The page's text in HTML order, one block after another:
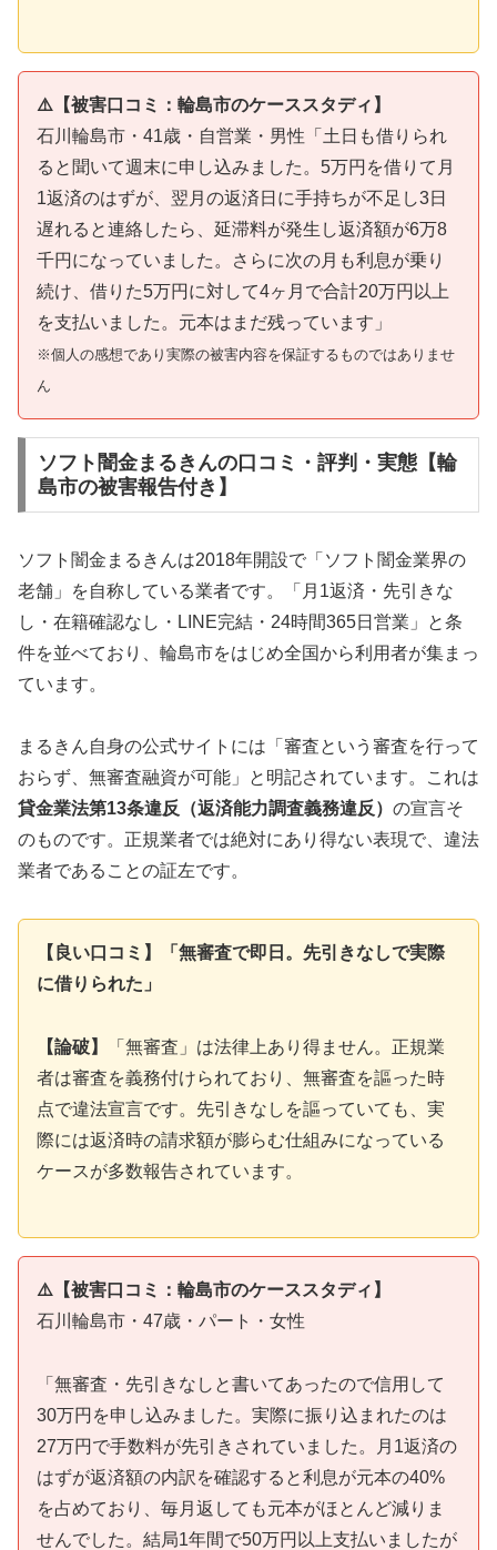
⚠️【被害口コミ：輪島市のケーススタディ】
石川輪島市・41歳・自営業・男性「土日も借りられ
ると聞いて週末に申し込みました。5万円を借りて月
1返済のはずが、翌月の返済日に手持ちが不足し3日
遅れると連絡したら、延滞料が発生し返済額が6万8
千円になっていました。さらに次の月も利息が乗り
続け、借りた5万円に対して4ヶ月で合計20万円以上
を支払いました。元本はまだ残っています」
※個人の感想であり実際の被害内容を保証するものではありませ
ん
ソフト闇金まるきんの口コミ・評判・実態【輪
島市の被害報告付き】
ソフト闇金まるきんは2018年開設で「ソフト闇金業界の
老舗」を自称している業者です。「月1返済・先引きな
し・在籍確認なし・LINE完結・24時間365日営業」と条
件を並べており、輪島市をはじめ全国から利用者が集まっ
ています。
まるきん自身の公式サイトには「審査という審査を行って
おらず、無審査融資が可能」と明記されています。これは
貸金業法第13条違反（返済能力調査義務違反） の宣言そ
のものです。正規業者では絶対にあり得ない表現で、違法
業者であることの証左です。
【良い口コミ】「無審査で即日。先引きなしで実際
に借りられた」
【論破】
「無審査」は法律上あり得ません。正規業
者は審査を義務付けられており、無審査を謳った時
点で違法宣言です。先引きなしを謳っていても、実
際には返済時の請求額が膨らむ仕組みになっている
ケースが多数報告されています。
⚠️【被害口コミ：輪島市のケーススタディ】
石川輪島市・47歳・パート・女性
「無審査・先引きなしと書いてあったので信用して
30万円を申し込みました。実際に振り込まれたのは
27万円で手数料が先引きされていました。月1返済の
はずが返済額の内訳を確認すると利息が元本の40%
を占めており、毎月返しても元本がほとんど減りま
せんでした。結局1年間で50万円以上支払いましたが